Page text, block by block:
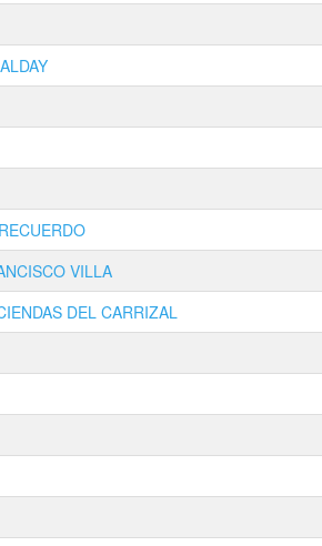
VILLA
DEL CARRIZAL